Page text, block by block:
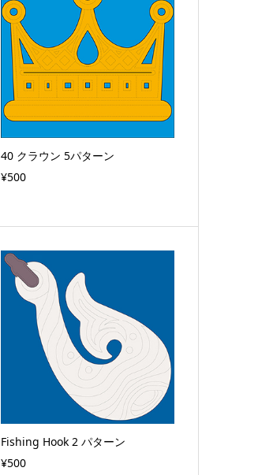
40 クラウン 5パターン
¥500
Fishing Hook 2 パターン
¥500